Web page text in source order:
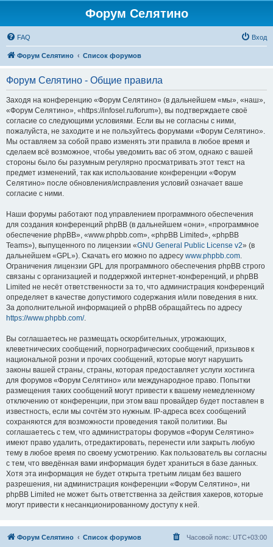
Форум Селятино
FAQ Вход
Форум Селятино Список форумов
Форум Селятино - Общие правила
Заходя на конференцию «Форум Селятино» (в дальнейшем «мы», «наш»,
«Форум Селятино», «https://infosel.ru/forum»), вы подтверждаете своё
согласие со следующими условиями. Если вы не согласны с ними,
пожалуйста, не заходите и не пользуйтесь форумами «Форум Селятино».
Мы оставляем за собой право изменять эти правила в любое время и
сделаем всё возможное, чтобы уведомить вас об этом, однако с вашей
стороны было бы разумным регулярно просматривать этот текст на
предмет изменений, так как использование конференции «Форум
Селятино» после обновления/исправления условий означает ваше
согласие с ними.
Наши форумы работают под управлением программного обеспечения
для создания конференций phpBB (в дальнейшем «они», «программное
обеспечение phpBB», «www.phpbb.com», «phpBB Limited», «phpBB
Teams»), выпущенного по лицензии «GNU General Public License v2» (в
дальнейшем «GPL»). Скачать его можно по адресу www.phpbb.com.
Ограничения лицензии GPL для программного обеспечения phpBB строго
связаны с организацией и поддержкой интернет-конференций, и phpBB
Limited не несёт ответственности за то, что администрация конференций
определяет в качестве допустимого содержания и/или поведения в них.
За дополнительной информацией о phpBB обращайтесь по адресу
https://www.phpbb.com/.
Вы соглашаетесь не размещать оскорбительных, угрожающих,
клеветнических сообщений, порнографических сообщений, призывов к
национальной розни и прочих сообщений, которые могут нарушить
законы вашей страны, страны, которая предоставляет услуги хостинга
для форумов «Форум Селятино» или международное право. Попытки
размещения таких сообщений могут привести к вашему немедленному
отключению от конференции, при этом ваш провайдер будет поставлен в
известность, если мы сочтём это нужным. IP-адреса всех сообщений
сохраняются для возможности проведения такой политики. Вы
соглашаетесь с тем, что администраторы форумов «Форум Селятино»
имеют право удалить, отредактировать, перенести или закрыть любую
тему в любое время по своему усмотрению. Как пользователь вы согласны
с тем, что введённая вами информация будет храниться в базе данных.
Хотя эта информация не будет открыта третьим лицам без вашего
разрешения, ни администрация конференции «Форум Селятино», ни
phpBB Limited не может быть ответственна за действия хакеров, которые
могут привести к несанкционированному доступу к ней.
Форум Селятино Список форумов Часовой пояс: UTC+03:00